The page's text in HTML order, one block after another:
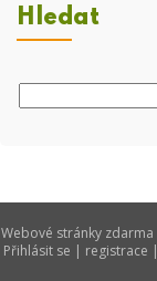
Hledat
Webové stránky zdarma
Přihlásit se | registrace |